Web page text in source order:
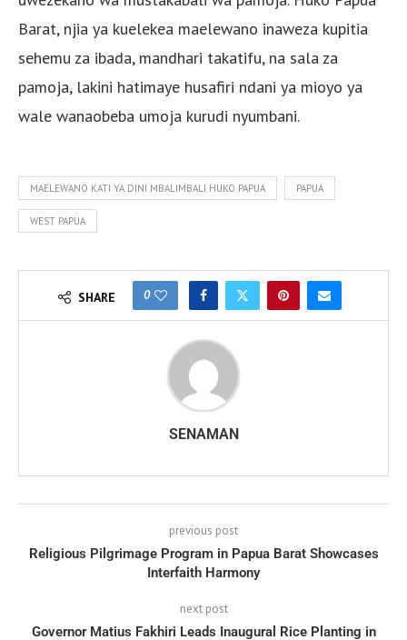
Barat, njia ya kuelekea maelewano inaweza kupitia
sehemu za ibada, mandhari takatifu, na sala za
pamoja, lakini hatimaye husafiri ndani ya mioyo ya
wale wanaobeba umoja kurudi nyumbani.
MAELEWANO KATI YA DINI MBALIMBALI HUKO PAPUA PAPUA
WEST PAPUA
SHARE 0
SENAMAN
previous post
Religious Pilgrimage Program in Papua Barat Showcases
Interfaith Harmony
next post
Governor Matius Fakhiri Leads Inaugural Rice Planting in